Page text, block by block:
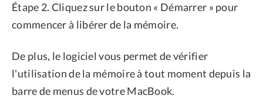
Étape 2. Cliquez sur le bouton « Démarrer » pour
commencer à libérer de la mémoire.
De plus, le logiciel vous permet de vérifier
l'utilisation de la mémoire à tout moment depuis la
barre de menus de votre MacBook.